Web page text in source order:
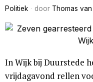
Politiek door Thomas
In Wijk bij Duurstede
vrijdagavond rellen